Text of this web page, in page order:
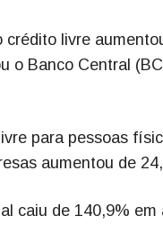
crédito livre
o Banco Central
para pessoas
aumentou de
caiu de 140,9%